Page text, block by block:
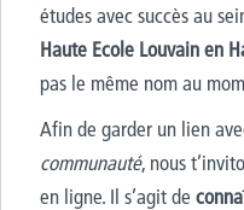
études avec succès au
Haute Ecole Louvain en
pas le même nom au
Afin de garder un lien
communauté, nous
en ligne. Il s’agit de